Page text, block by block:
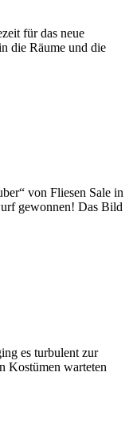
für das neue
die Räume und die
von Fliesen Sale in
gewonnen! Das Bild
es turbulent zur
Kostümen warteten